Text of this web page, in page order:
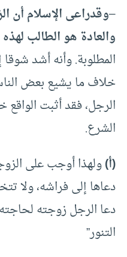
–وقدراعى الإسلام أن
والعادة هو الطالب لهذه
المطلوبة. وأنه أشد شوقا
خلاف ما يشيع بعض
الرجل، فقد أثبت
الشرع.
(أ)ولهذا أوجب على
دعاها إلى فراشه، ولا
دعا الرجل زوجته
التنور”